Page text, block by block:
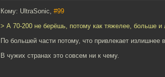
Кому: UltraSonic, #99
> А 70-200 не берёшь, потому как тяжелее, больше
По большей части потому, что привлекает излишнее
В чужих странах это совсем ни к чему.